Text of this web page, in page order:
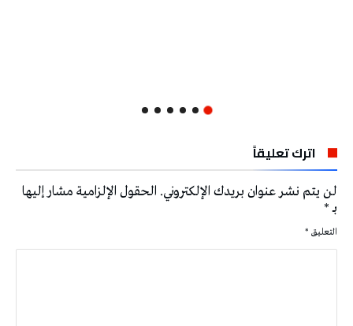
اترك تعليقاً
لن يتم نشر عنوان بريدك الإلكتروني. الحقول الإلزامية مشار إليها
بـ*
التعليق *